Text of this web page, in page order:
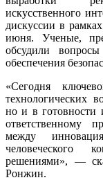
искусственного
дискуссии в
июня. Ученые,
обсудили
обеспечения
«Сегодня
технологических
но и в готовности
ответственному
между
человеческого
решениями», ―
Ронжин.